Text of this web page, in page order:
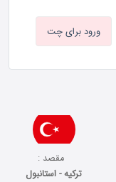
مقصد :
ترکیه - استانبول
ورود برای چت